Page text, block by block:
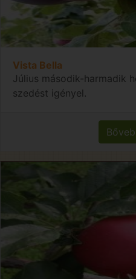
Vista Bella
Július második-harmadik
szedést igényel.